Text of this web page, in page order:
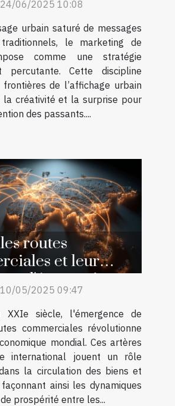
24/06/2025 10:08
urbain saturé de messages
le marketing de
comme une stratégie
percutante. Cette discipline
de l’affichage urbain
la créativité et la surprise pour
des passants....
routes
et leur
l'économie
10/05/2025 09:47
siècle, l'émergence de
commerciales révolutionne
mondial. Ces artères
international jouent un rôle
la circulation des biens et
ainsi les dynamiques
prospérité entre les...